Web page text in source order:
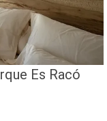
Es Racó